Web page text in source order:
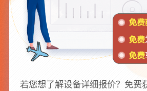
若您想了解设备详细报价？免费